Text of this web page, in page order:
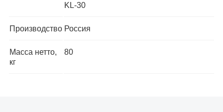
KL-30
Производство Россия
Масса нетто,
кг
80